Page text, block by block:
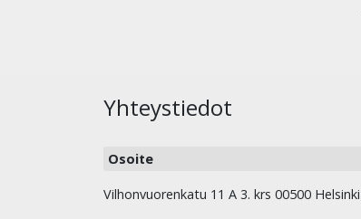
Yhteystiedot
Osoite
Vilhonvuorenkatu 11 A 3. krs 00500 Helsinki